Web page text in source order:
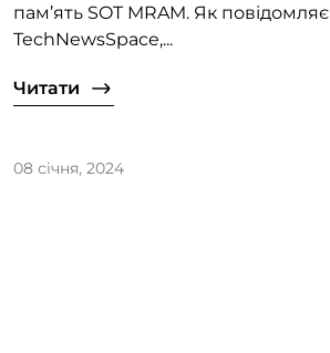
пам’ять SOT MRAM. Як повідомляє
TechNewsSpace,...
Читати
08 січня, 2024